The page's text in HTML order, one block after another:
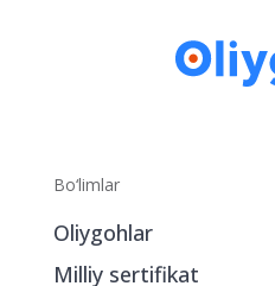
Bo‘limlar
Oliygohlar
Milliy sertifikat